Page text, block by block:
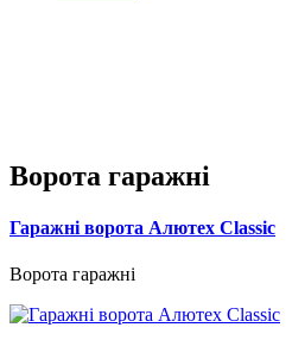
Ворота гаражні
Гаражні ворота Алютех Classic
Ворота гаражні